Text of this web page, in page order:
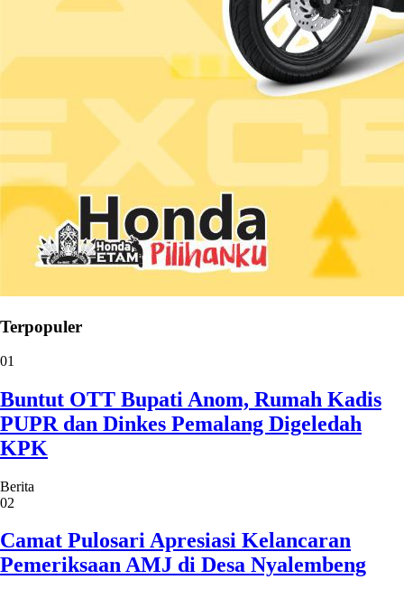
Terpopuler
01
Buntut OTT Bupati Anom, Rumah Kadis
PUPR dan Dinkes Pemalang Digeledah
KPK
Berita
02
Camat Pulosari Apresiasi Kelancaran
Pemeriksaan AMJ di Desa Nyalembeng